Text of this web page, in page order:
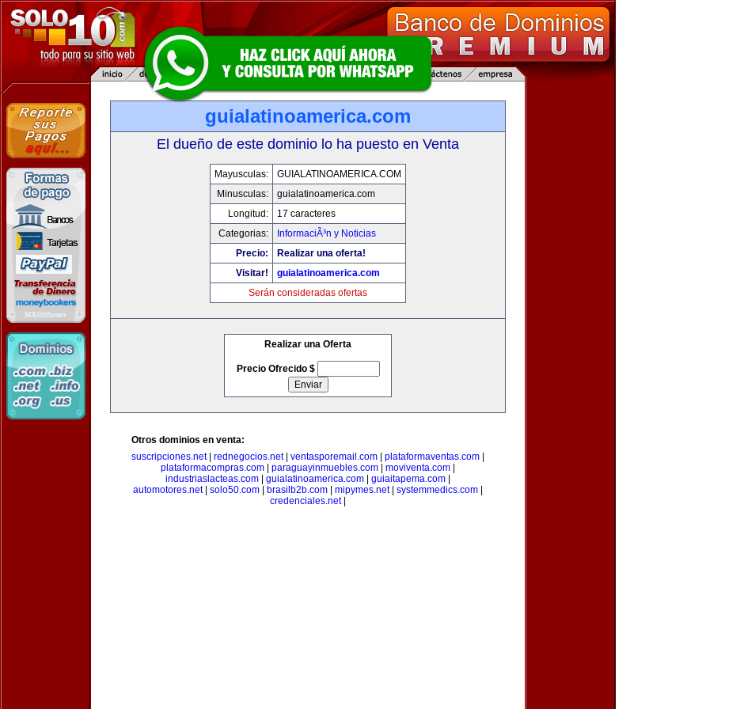
guialatinoamerica.com
El dueño de este dominio lo ha puesto en Venta
Mayusculas:
GUIALATINOAMERICA.COM
Minusculas:
guialatinoamerica.com
Longitud:
17 caracteres
Categorias:
InformaciÃ³n y Noticias
Precio:
Realizar una oferta!
Visitar!
guialatinoamerica.com
Serán consideradas ofertas
Realizar una Oferta
Precio Ofrecido $
Otros dominios en venta:
suscripciones.net| rednegocios.net| ventasporemail.com plataformaventas.com
plataformacompras.com
paraguayinmuebles.com moviventa.com
industriaslacteas.com
guialatinoamerica.com guiaitapema.com
automotores.net| solo50.com brasilb2b.com mipymes.net| systemmedics.com
credenciales.net|